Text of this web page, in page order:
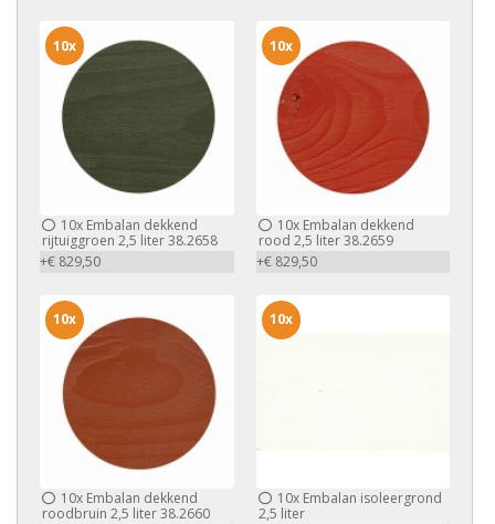
10x Embalan dekkend
rijtuiggroen 2,5 liter 38.2658
+€ 829,50
10x
10xEmbalan dekkend
rood 2,5 liter 38.2659
+€ 829,50
10x
10x Embalan dekkend
roodbruin 2,5 liter 38.2660
10x
10xEmbalan isoleergrond
2,5 liter
10x